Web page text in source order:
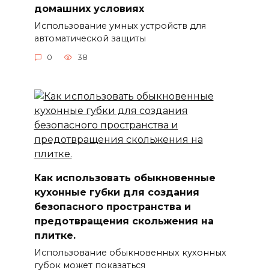
домашних условиях
Использование умных устройств для
автоматической защиты
0 38
Как использовать обыкновенные
кухонные губки для создания
безопасного пространства и
предотвращения скольжения на
плитке.
Использование обыкновенных кухонных
губок может показаться